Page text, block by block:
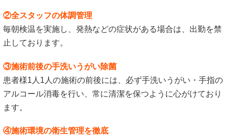
②全スタッフの体調管理
毎朝検温を実施し、発熱などの症状がある場合は、出勤を禁
止しております。
③施術前後の手洗いうがい除菌
患者様1人1人の施術の前後には、必ず手洗いうがい・手指の
アルコール消毒を行い、常に清潔を保つように心がけており
ます。
④施術環境の衛生管理を徹底